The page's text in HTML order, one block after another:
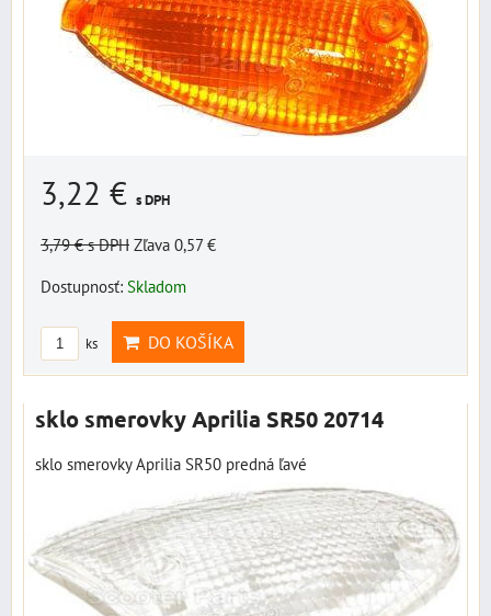
3,22 € s DPH
3,79 €s DPH Zľava 0,57 €
Dostupnosť: Skladom
ks DO KOŠÍKA
sklo smerovky Aprilia SR50 20714
sklo smerovky Aprilia SR50 predná ľavé